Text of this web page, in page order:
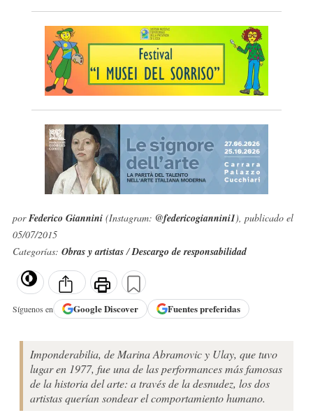
porFederico Giannini(Instagram: @federicogiannini1), publicado el
05/07/2015
Categorías: Obras y artistas/Descargo de responsabilidad
Síguenos en GoogleDiscover Fuentes preferidas
Imponderabilia, de Marina Abramovic y Ulay, que tuvo
lugar en 1977, fue una de las performances más famosas
de la historia del arte: a través de la desnudez, los dos
artistas querían sondear el comportamiento humano.